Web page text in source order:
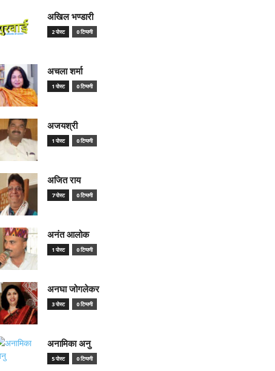
अखिल भण्डारी
2 पोस्ट 0 टिप्पणी
अचला शर्मा
1 पोस्ट 0 टिप्पणी
अजयश्री
1 पोस्ट 0 टिप्पणी
अजित राय
7 पोस्ट 0 टिप्पणी
अनंत आलोक
1 पोस्ट 0 टिप्पणी
अनघा जोगलेकर
3 पोस्ट 0 टिप्पणी
अनामिका अनु
5 पोस्ट 0 टिप्पणी